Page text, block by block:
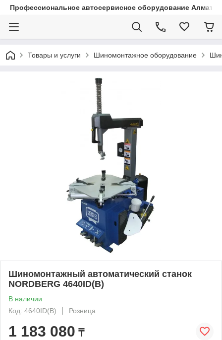
Профессиональное автосервисное оборудование Алматы
Товары и услуги Шиномонтажное оборудование
Шиномонтажный автоматический станок
NORDBERG 4640ID(В)
В наличии
Код: 4640ID(В)
Розница
1 183 080 ₸